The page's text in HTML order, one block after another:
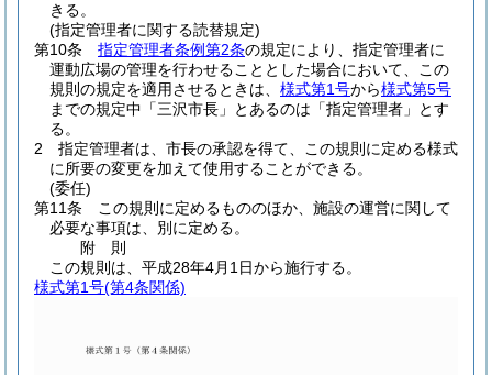
きる。
(指定管理者に関する読替規定)
第10条
指定管理者条例第2条の規定により、指定管理者に
運動広場の管理を行わせることとした場合において、この
規則の規定を適用させるときは、 様式第1号から様式第5号
までの規定中「三沢市長」とあるのは「指定管理者」とす
る。
2
指定管理者は、市長の承認を得て、この規則に定める様式
に所要の変更を加えて使用することができる。
(委任)
第11条
この規則に定めるもののほか、施設の運営に関して
必要な事項は、別に定める。
附 則
この規則は、平成28年4月1日から施行する。
様式第1号(第4条関係)